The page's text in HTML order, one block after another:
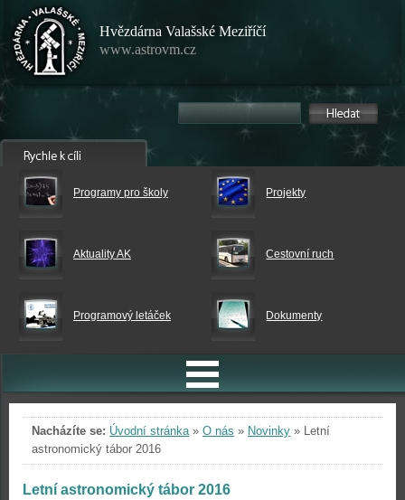
Hvězdárna Valašské Meziříčí
www.astrovm.cz
Programy pro školy Projekty
Aktuality AK Cestovní ruch
Programový letáček Dokumenty
Nacházíte se: Úvodní stránka» O nás » Novinky » Letní
astronomický tábor 2016
Letní astronomický tábor 2016